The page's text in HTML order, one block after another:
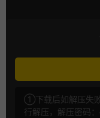
①下载后如解压失
行解压，解压密码：